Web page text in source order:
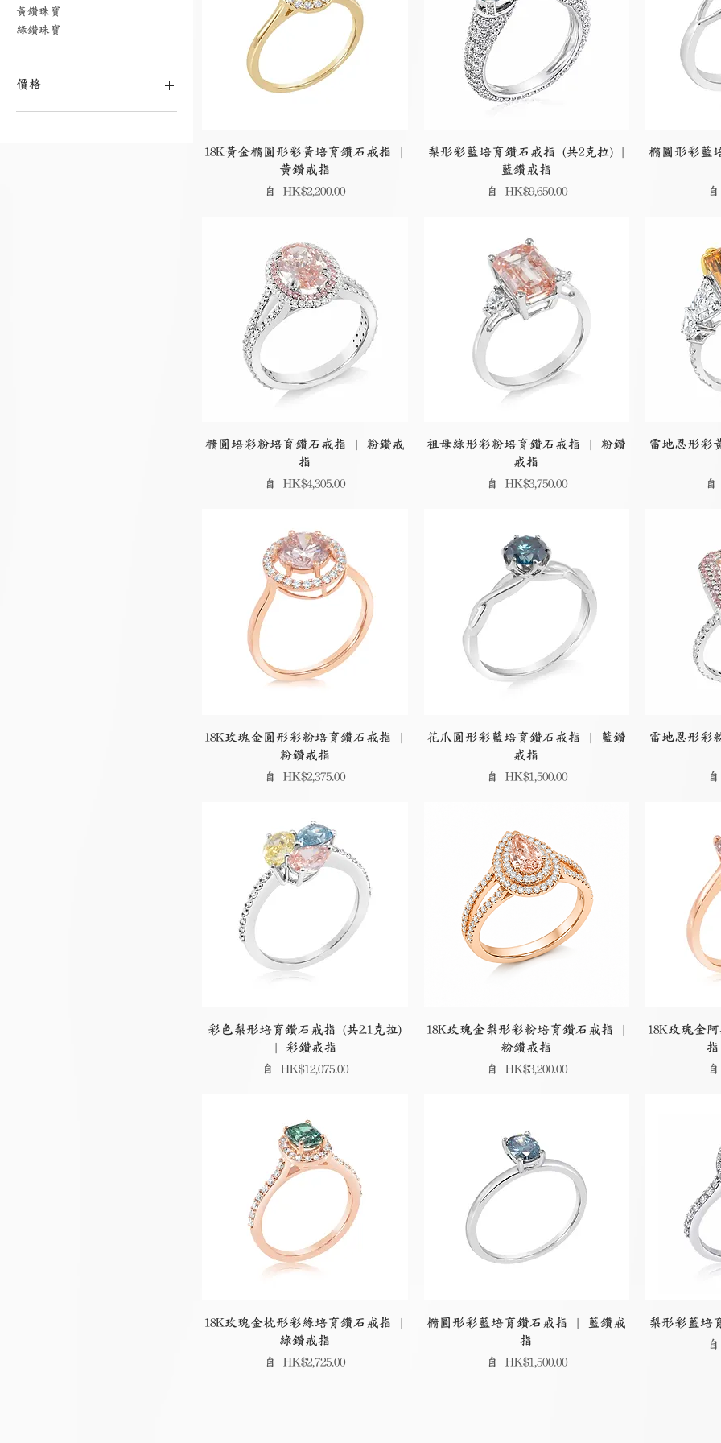
黃鑽珠寶
綠鑽珠寶
價格
18K黃金橢圓形彩黃培育鑽石戒指 |
黃鑽戒指
自HK$2,200.00
促銷價格
梨形彩藍培育鑽石戒指 (共2克拉) |
藍鑽戒指
自 HK$9,650.00
促銷價格
橢圓形彩藍
橢圓培彩粉培育鑽石戒指 | 粉鑽戒
指
自HK$4,305.00
促銷價格
祖母綠形彩粉培育鑽石戒指 | 粉鑽
戒指
自 HK$3,750.00
促銷價格
雷地恩形彩
18K玫瑰金圓形彩粉培育鑽石戒指 |
粉鑽戒指
自HK$2,375.00
促銷價格
花爪圓形彩藍培育鑽石戒指 | 藍鑽
戒指
自 HK$1,500.00
促銷價格
雷地恩形彩
彩色梨形培育鑽石戒指 (共2.1克拉)
| 彩鑽戒指
自 HK$12,075.00
促銷價格
18K玫瑰金梨形彩粉培育鑽石戒指 |
粉鑽戒指
自 HK$3,200.00
促銷價格
18K玫瑰金
18K玫瑰金枕形彩綠培育鑽石戒指 |
綠鑽戒指
自HK$2,725.00
促銷價格
橢圓形彩藍培育鑽石戒指 | 藍鑽戒
指
自 HK$1,500.00
促銷價格
梨形彩藍培